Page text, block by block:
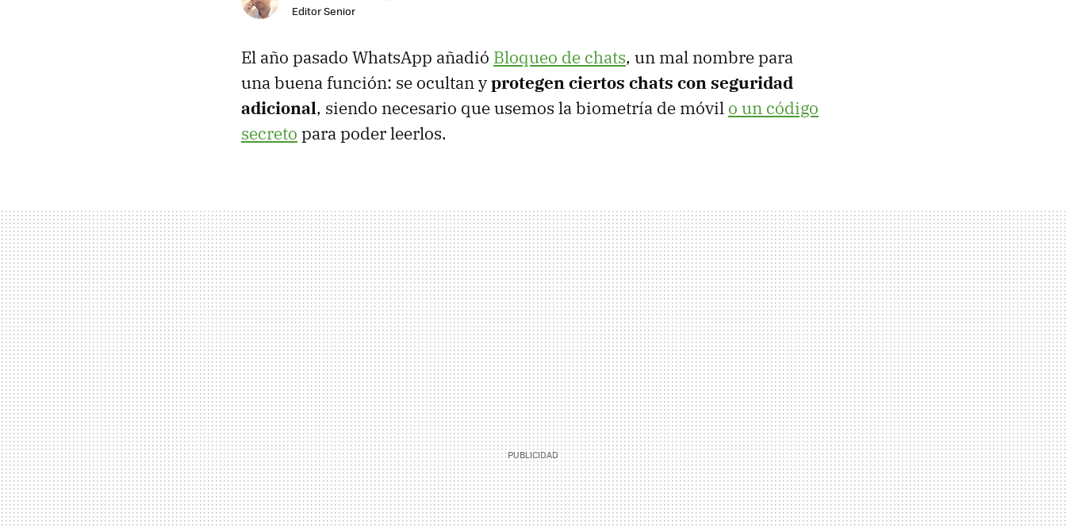
Editor Senior
El año pasado WhatsApp añadió Bloqueo de chats, un mal nombre para
una buena función: se ocultan yprotegen ciertos chats con seguridad
adicional, siendo necesario que usemos la biometría de móvil o un código
secreto para poder leerlos.